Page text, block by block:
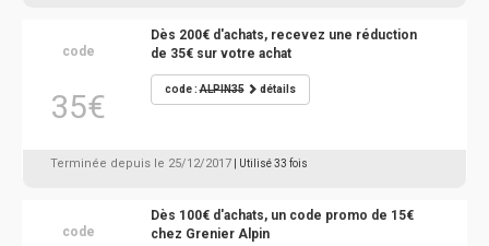
code
35€
Dès 200€ d'achats, recevez une réduction
de 35€ sur votre achat
code :ALPIN35 détails
Terminée depuis le 25/12/2017 | Utilisé 33 fois
code
Dès 100€ d'achats, un code promo de 15€
chez Grenier Alpin